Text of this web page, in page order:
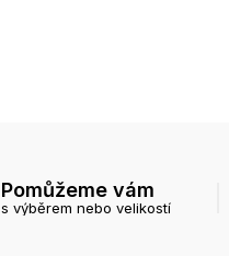
Pomůžeme vám
s výběrem nebo velikostí